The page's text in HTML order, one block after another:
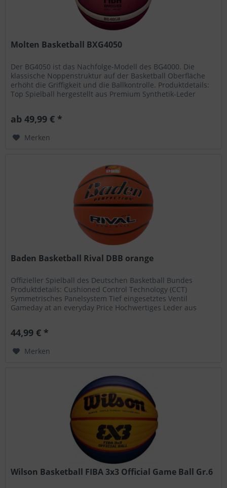
Molten Basketball BXG4050
Der BG4050 ist das Nachfolge-Modell des BG4000. Die
klassische Noppenstruktur auf der Basketball Oberfläche
erhöht die Griffigkeit und die Ballkontrolle. Produktdetails:
Top Spielball hergestellt aus Premium Synthetik-Leder
ab 49,99 € *
Merken
Baden Basketball Rival DBB orange
Offizieller Spielball des Deutschen Basketball Bundes
Produktdetails: Cushioned Control Technology (CCT)
Symmetrisches Panelsystem Tief eingesetztes Ventil
Gameday at an everyday Price Hochwertiges Leder aus
44,99 € *
Merken
Wilson Basketball FIBA 3x3 Official Game Ball Gr.6